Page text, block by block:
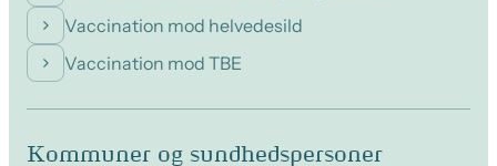
Vaccination mod helvedesild
Vaccination mod TBE
Kommuner og sundhedspersoner